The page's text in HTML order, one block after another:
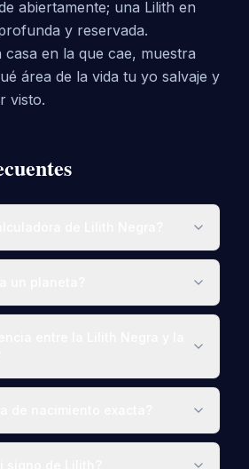
abiertamente; una Lilith en
y reservada.
casa en la que cae, muestra
área de la vida tu yo salvaje y
visto.